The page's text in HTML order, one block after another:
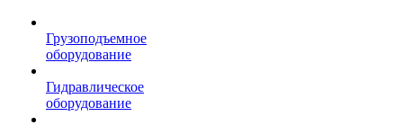
Грузоподъемное
оборудование
Гидравлическое
оборудование